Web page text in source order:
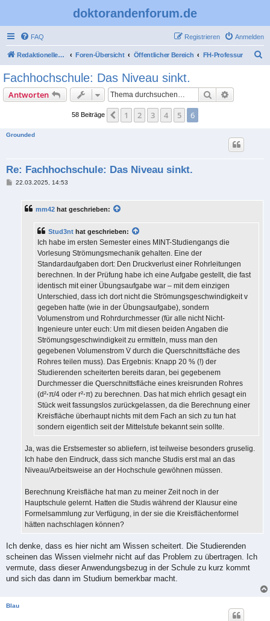
doktorandenforum.de
FAQ Anmelden
Registrieren
Redaktioneller Teil Foren-Übersicht Öffentlicher Bereich FH-Professur
Fachhochschule: Das Niveau sinkt.
Antworten Suche
58 Beiträge Vorherige
1 2 3 4 5 6
Grounded
Re: Fachhochschule: Das Niveau sinkt.
B22.03.2025, 14:53
mm42 hat geschrieben:
Stud3nt hat geschrieben:
Ich habe im ersten Semester eines MINT-Studiengangs die
Vorlesung Strömungsmechanik gehalten. Eine der
Standardaufgaben dort: Den Druckverlust einer Rohrleitungen
berechnen. In der Prüfung habe ich eine Aufgabe gestellt, die fast
identisch mit einer Übungsaufgabe war – mit dem einzigen
Unterschied, dass ich dort nicht die Strömungsgeschwindigkeit v
gegeben hatte (wie in der Übungsaufgabe), sondern
Volumenstrom und Rohrdurchmesser (für alle nicht Nicht-
Ingenieure unter euch: Um mit diesen beiden Angaben die
Strömungsgeschwindigkeit zu ermitteln, muss man den
gegebenen Volumenstrom V̇ durch die Querschnittsfläche des
Rohres teilen muss). Das Ergebnis: Knapp 20 % (!) der
Studierenden scheiterten bereits daran, bei gegebenem
Durchmesser die Querschnittsfläche eines kreisrunden Rohres
(d²⋅π/4 oder r²⋅π) zu berechnen. Das hat mich ehrlich gesagt ein
Stück weit fassungslos zurückgelassen, da die Berechnung einer
Kreisfläche überhaupt nichts mit dem Fach an sich zu tun hat
sondern eigentlich seit der Mittelstufe bekannt sein sollte.
Ja, was die Erstsemester so abliefern, ist teilweise besonders gruselig.
Ich habe den Eindruck, dass sich manche Studis erst mal an das
Niveau/Arbeitsweise an der Hochschule gewöhnen müssen.
Berechnung Kreisfläche hat man zu meiner Zeit noch in der
Hauptschule gelernt. Hatten die Studis während der Klausur eine
Formelsammlung zur Verfügung, in der sie die Kreisflächenformel
hätten nachschlagen können?
Ich denke, dass es hier nicht am Wissen scheitert. Die Studierenden
scheinen das Wissen vielmehr nicht auf das Problem zu übertragen. Ich
vermute, dass dieser Anwendungsbezug in der Schule zu kurz kommt
und sich das dann im Studium bemerkbar macht.
Blau